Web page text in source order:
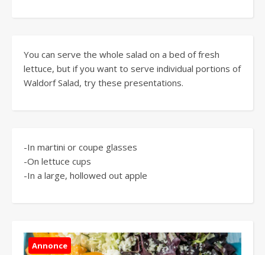
You can serve the whole salad on a bed of fresh
lettuce, but if you want to serve individual portions of
Waldorf Salad, try these presentations.
-In martini or coupe glasses
-On lettuce cups
-In a large, hollowed out apple
Annonce